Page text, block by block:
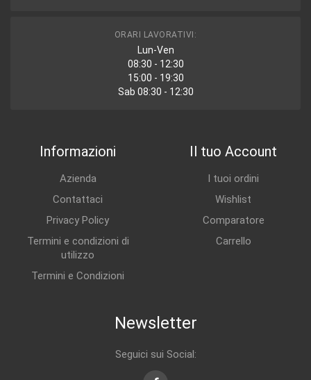
ORARI LAVORATIVI:
Lun-Ven
08:30 - 12:30
15:00 - 19:30
Sab 08:30 - 12:30
Informazioni
Azienda
Contattaci
Privacy Policy
Termini e condizioni di
utilizzo
Termini e Condizioni
Il tuo Account
I tuoi ordini
Wishlist
Comparatore
Carrello
Newsletter
Seguici sui Social: